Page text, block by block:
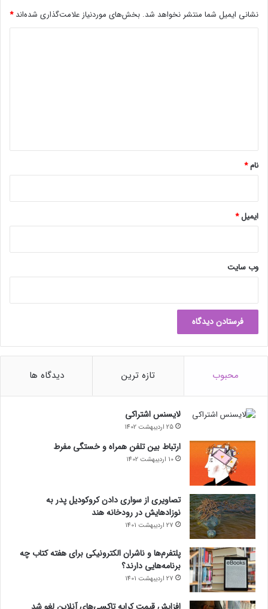
ت
ن
نشانی ایمیل شما منتشر نخواهد شد. بخش‌های موردنیاز علامت‌گذاری شده‌اند*
نام*
ایمیل*
وب‌ سایت
محبوب تازه ترین دیدگاه ها
لایسنس اشتراکی
25 اردیبهشت 1402
ارتباط بین تلفن همراه و خستگی مفرط
10 اردیبهشت 1402
تصاویری از سواری دادن کروکودیل پدر به
نوزادهایش در رودخانه هند
27 اردیبهشت 1401
پلتفرم‌ها و ناشران الکترونیکی برای هفته کتاب چه
برنامه‌هایی دارند؟
27 اردیبهشت 1401